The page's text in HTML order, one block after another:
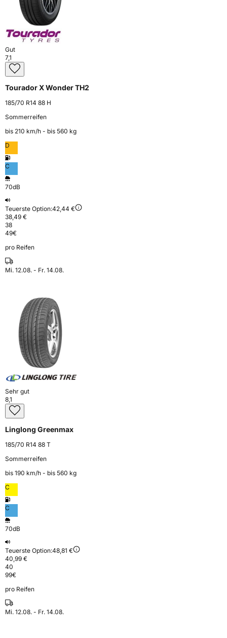
Gut
7,1
Tourador X Wonder TH2
185/70 R14 88 H
Sommerreifen
bis 210 km⁠/⁠h - bis 560 kg
D
C
70dB
Teuerste Option:42,44 €
38,49 €
38
49€
pro Reifen
Mi. 12.08. - Fr. 14.08.
Sehr gut
8,1
Linglong Greenmax
185/70 R14 88 T
Sommerreifen
bis 190 km⁠/⁠h - bis 560 kg
C
C
70dB
Teuerste Option:48,81 €
40,99 €
40
99€
pro Reifen
Mi. 12.08. - Fr. 14.08.